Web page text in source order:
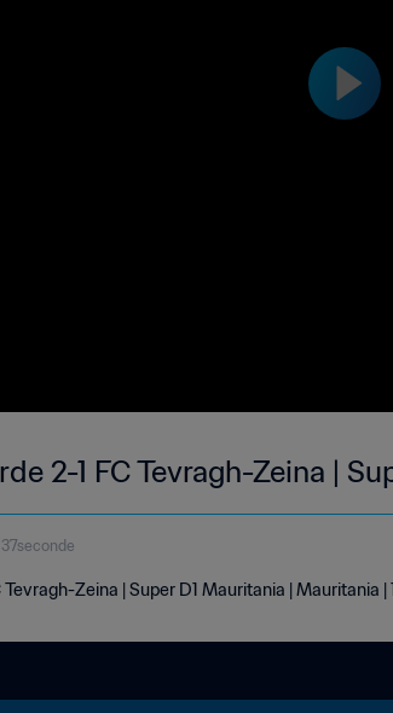
2-1 FC Tevragh-Zeina |
Zeina | Super D1 Mauritania | Mauritania |